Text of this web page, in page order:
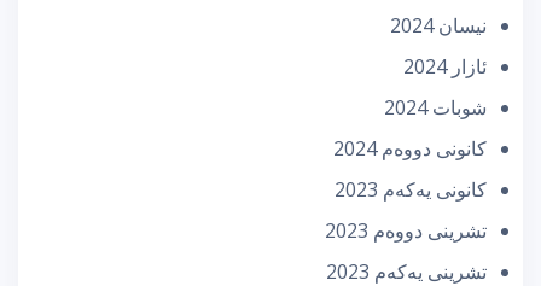
نیسان 2024
ئازار 2024
شوبات 2024
كانونی دووه‌م 2024
كانونی یه‌كه‌م 2023
تشرینی دووه‌م 2023
تشرینی یه‌كه‌م 2023